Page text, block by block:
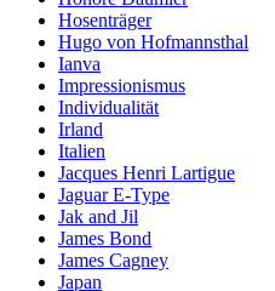
Hosenträger
Hugo von Hofmannsthal
Ianva
Impressionismus
Individualität
Irland
Italien
Jacques Henri Lartigue
Jaguar E-Type
Jak and Jil
James Bond
James Cagney
Japan